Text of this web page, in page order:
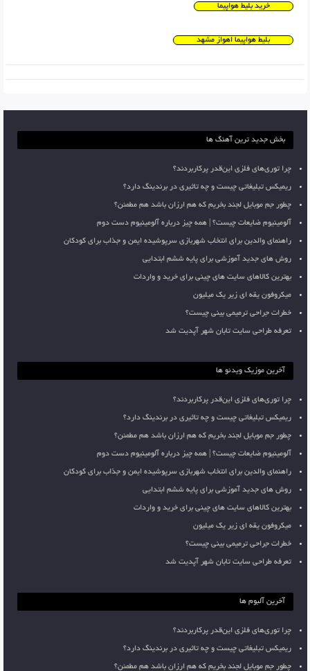
خرید بلیط هواپیما
بلیط هواپیما اهواز مشهد
بخش جدید ترین آهنگ ها
چرا توری‌های فلزی این‌قدر پرکاربردند؟
ریمیکس تبلیغاتی چیست و چه تاثیری در برندینگ دارد؟
چطور جم موبایل لجند بخریم که هم ارزان باشد هم مطمئن؟
آلومینیوم ضایعات چیست؟ | همه چیز درباره آلومینیوم دست دوم
راهنمای والدین برای انتخاب شهربازی سرپوشیده ایمن و جذاب برای کودکان
روش های جدید آموزشی برای پایه ششم ابتدایی
بهترین کالاهای سایت های چینی برای خرید و واردات
میکروفون یقه ای زیر یک میلیون
خطرات جراحی ترمیمی بینی چیست؟
تعرفه طراحی سایت تابان شهر آپدیت شد
آخرین موزیک ویدئو ها
چرا توری‌های فلزی این‌قدر پرکاربردند؟
ریمیکس تبلیغاتی چیست و چه تاثیری در برندینگ دارد؟
چطور جم موبایل لجند بخریم که هم ارزان باشد هم مطمئن؟
آلومینیوم ضایعات چیست؟ | همه چیز درباره آلومینیوم دست دوم
راهنمای والدین برای انتخاب شهربازی سرپوشیده ایمن و جذاب برای کودکان
روش های جدید آموزشی برای پایه ششم ابتدایی
بهترین کالاهای سایت های چینی برای خرید و واردات
میکروفون یقه ای زیر یک میلیون
خطرات جراحی ترمیمی بینی چیست؟
تعرفه طراحی سایت تابان شهر آپدیت شد
آخرین آلبوم ها
چرا توری‌های فلزی این‌قدر پرکاربردند؟
ریمیکس تبلیغاتی چیست و چه تاثیری در برندینگ دارد؟
چطور جم موبایل لجند بخریم که هم ارزان باشد هم مطمئن؟